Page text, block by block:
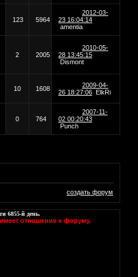
123 5964
2012-03-
23 16:04:14
amentia
2 2005
2010-05-
28 13:45:15
Dismont
10 1608
2009-04-
26 18:27:06
ElkRi
0 764
2007-11-
02 00:20:43
Punch
создать форум
6855-й день.
отношение к форуму.